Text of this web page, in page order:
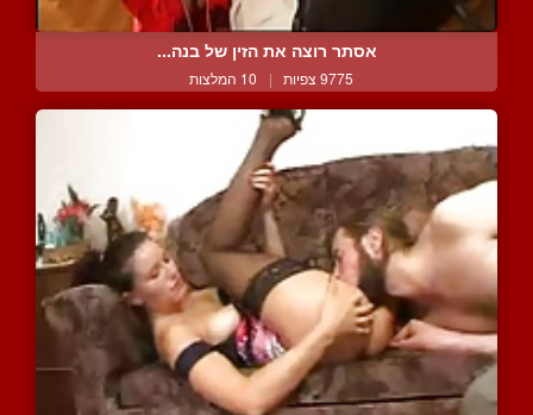
אסתר רוצה את הזין של בנה...
9775 צפיות | 10 המלצות